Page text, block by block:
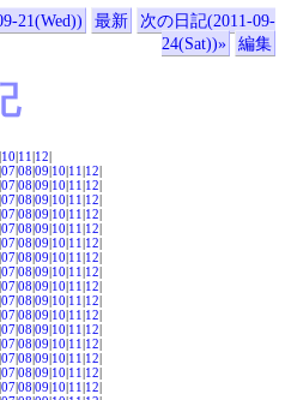
21(Wed)) 最新
次の日記(2011-09-
24(Sat))»
編集
|10|11|12|
07|08|09|10|11|12|
07|08|09|10|11|12|
07|08|09|10|11|12|
07|08|09|10|11|12|
07|08|09|10|11|12|
07|08|09|10|11|12|
07|08|09|10|11|12|
07|08|09|10|11|12|
07|08|09|10|11|12|
07|08|09|10|11|12|
07|08|09|10|11|12|
07|08|09|10|11|12|
07|08|09|10|11|12|
07|08|09|10|11|12|
07|08|09|10|11|12|
07|08|09|10|11|12|